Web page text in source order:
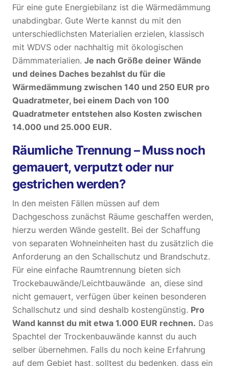
Für eine gute Energiebilanz ist die Wärmedämmung
unabdingbar. Gute Werte kannst du mit den
unterschiedlichsten Materialien erzielen, klassisch
mit WDVS oder nachhaltig mit ökologischen
Dämmmaterialien. Je nach Größe deiner Wände
und deines Daches bezahlst du für die
Wärmedämmung zwischen 140 und 250 EUR pro
Quadratmeter, bei einem Dach von 100
Quadratmeter entstehen also Kosten zwischen
14.000 und 25.000 EUR.
Räumliche Trennung – Muss noch
gemauert, verputzt oder nur
gestrichen werden?
In den meisten Fällen müssen auf dem
Dachgeschoss zunächst Räume geschaffen werden,
hierzu werden Wände gestellt. Bei der Schaffung
von separaten Wohneinheiten hast du zusätzlich die
Anforderung an den Schallschutz und Brandschutz.
Für eine einfache Raumtrennung bieten sich
Trockebauwände/Leichtbauwände an, diese sind
nicht gemauert, verfügen über keinen besonderen
Schallschutz und sind deshalb kostengünstig. Pro
Wand kannst du mit etwa 1.000 EUR rechnen. Das
Spachtel der Trockenbauwände kannst du auch
selber übernehmen. Falls du noch keine Erfahrung
auf dem Gebiet hast, solltest du bedenken, dass ein